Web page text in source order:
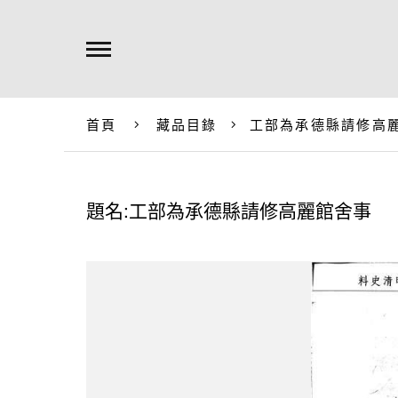
首頁 藏品目錄 工部為承德縣請修高
題名:工部為承德縣請修高麗館舍事